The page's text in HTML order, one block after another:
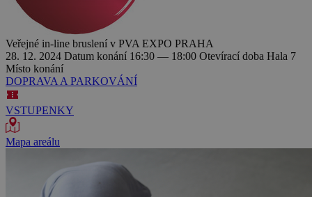
Veřejné in-line bruslení v PVA EXPO PRAHA
28. 12. 2024 Datum konání 16:30 — 18:00 Otevírací doba Hala 7
Místo konání
DOPRAVA A PARKOVÁNÍ
VSTUPENKY
Mapa areálu